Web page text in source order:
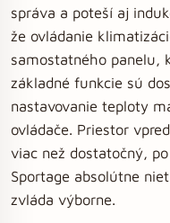
správa a poteší aj
že ovládanie
samostatného panelu,
základné funkcie sú
nastavovanie teploty
ovládače. Priestor
viac než dostatočný,
Sportage absolútne
zvláda výborne.